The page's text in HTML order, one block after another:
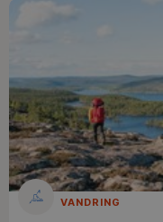
VANDRING